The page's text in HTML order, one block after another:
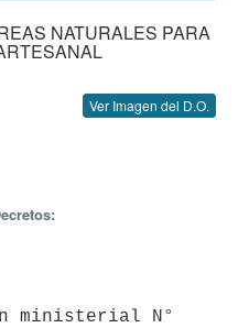
NATURALES PARA
Ver Imagen del D.O.
ministerial N°